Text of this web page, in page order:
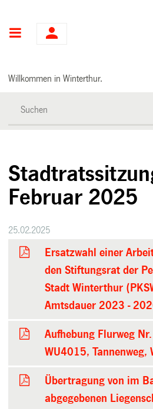
Hauptnavigation
Willkommen in Winterthur.
Februar 2025
25.02.2025
Ersatzwahl einer
den Stiftungsrat der
Stadt Winterthur
Amtsdauer 2023 -
Aufhebung Flurweg
WU4015, Tannenweg,
Übertragung von im
abgegebenen